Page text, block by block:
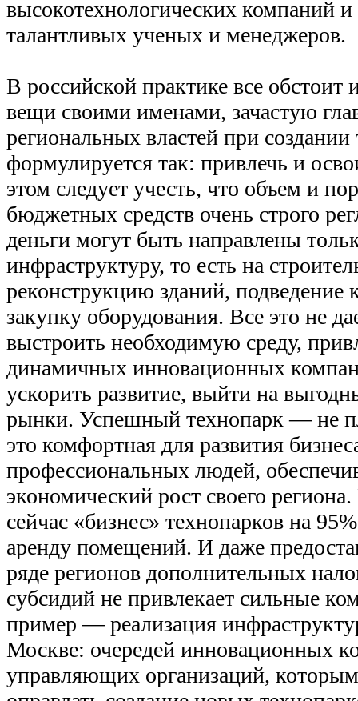
высокотехнологических компаний
талантливых ученых и менеджеров.
В российской практике все обстоит
вещи своими именами, зачастую
региональных властей при создании
формулируется так: привлечь и
этом следует учесть, что объем и
бюджетных средств очень строго
деньги могут быть направлены
инфраструктуру, то есть на
реконструкцию зданий, подведение
закупку оборудования. Все это не
выстроить необходимую среду,
динамичных инновационных
ускорить развитие, выйти на
рынки. Успешный технопарк — не
это комфортная для развития
профессиональных людей,
экономический рост своего
сейчас «бизнес» технопарков на
аренду помещений. И даже
ряде регионов дополнительных
субсидий не привлекает сильные
пример — реализация
Москве: очередей инновационных
управляющих организаций,